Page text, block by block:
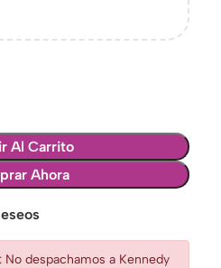
Al Carrito
Ahora
despachamos a Kennedy